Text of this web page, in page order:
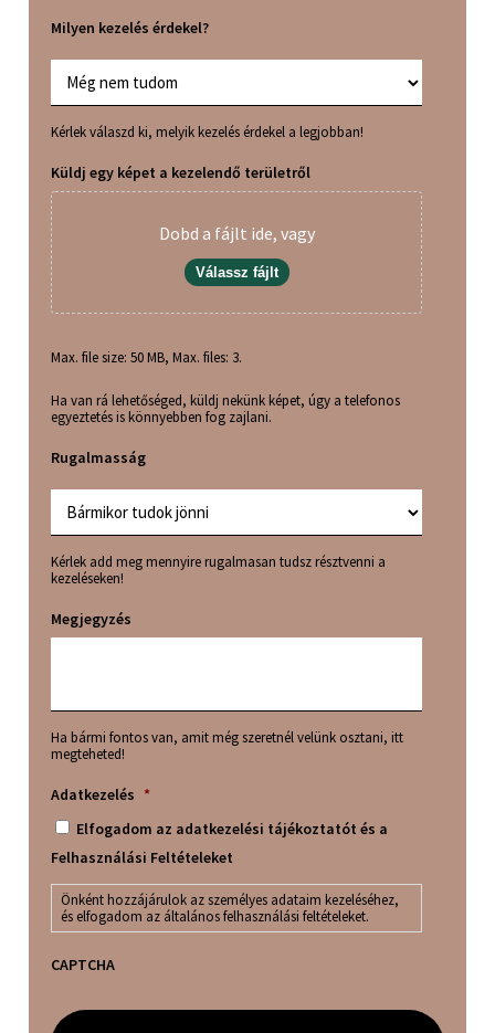
Milyen kezelés érdekel?
Kérlek válaszd ki, melyik kezelés érdekel a legjobban!
Küldj egy képet a kezelendő területről
Dobd a fájlt ide, vagy
Válassz fájlt
Max. file size: 50 MB, Max. files: 3.
Ha van rá lehetőséged, küldj nekünk képet, úgy a telefonos
egyeztetés is könnyebben fog zajlani.
Rugalmasság
Kérlek add meg mennyire rugalmasan tudsz résztvenni a
kezeléseken!
Megjegyzés
Ha bármi fontos van, amit még szeretnél velünk osztani, itt
megteheted!
Adatkezelés *
Elfogadom az adatkezelési tájékoztatót és a
Felhasználási Feltételeket
Önként hozzájárulok az személyes adataim kezeléséhez,
és elfogadom az általános felhasználási feltételeket.
CAPTCHA